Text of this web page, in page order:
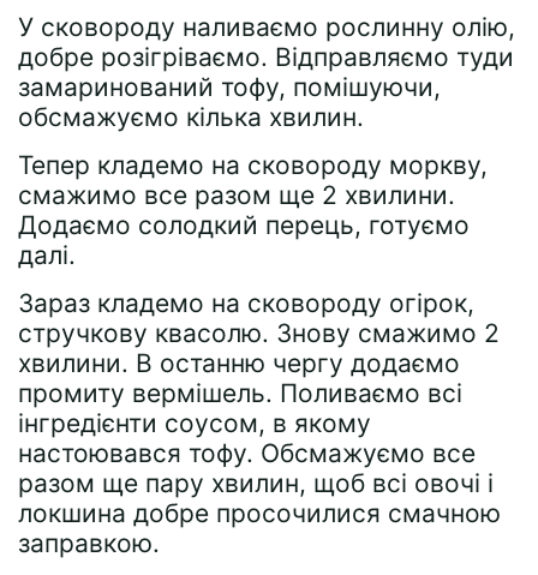
У сковороду наливаємо рослинну олію,
добре розігріваємо. Відправляємо туди
замаринований тофу, помішуючи,
обсмажуємо кілька хвилин.
Тепер кладемо на сковороду моркву,
смажимо все разом ще 2 хвилини.
Додаємо солодкий перець, готуємо
далі.
Зараз кладемо на сковороду огірок,
стручкову квасолю. Знову смажимо 2
хвилини. В останню чергу додаємо
промиту вермішель. Поливаємо всі
інгредієнти соусом, в якому
настоювався тофу. Обсмажуємо все
разом ще пару хвилин, щоб всі овочі і
локшина добре просочилися смачною
заправкою.